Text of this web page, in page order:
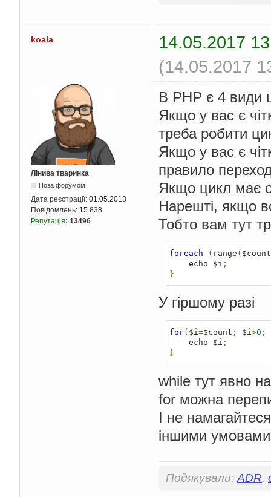
koala
14.05.2017
(14.05.2017
Лінива тваринка
Поза форумом
Дата реєстрації: 01.05.2013
Повідомлень: 15 838
Репутація: 13496
В PHP є 4 види
Якщо у вас є
треба робити
Якщо у вас є
правило
Якщо цикл має
Нарешті, якщо
Тобто вам тут
foreach ( range ( $count
    echo $i
;
}
У гіршому разі
for( $i =$count ; $i >0 ;
    echo $i
;
}
while тут явно
for можна
І не
іншими
Подякували: ADR,